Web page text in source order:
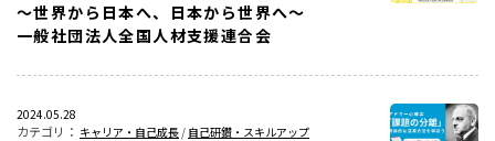
～世界から日本へ、日本から世界へ～
一般社団法人全国人材支援連合会
2024.05.28
キャリア・自己成長 / 自己研鑽・スキルアップ